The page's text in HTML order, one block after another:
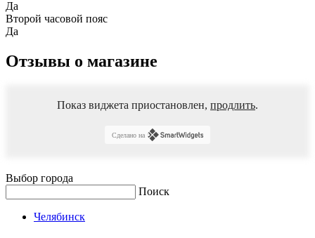
Да
Второй часовой пояс
Да
Отзывы о магазине
Показ виджета приостановлен, продлить.
Сделано на
Выбор города
Поиск
Челябинск